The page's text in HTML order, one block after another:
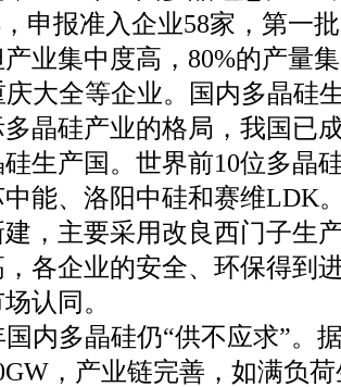
申报准入企业58家，第一
业集中度高，80%的产量
大全等企业。国内多晶硅
晶硅产业的格局，我国已
生产国。世界前10位多晶
能、洛阳中硅和赛维LDK
，主要采用改良西门子生
各企业的安全、环保得到
认同。
国内多晶硅仍“供不应求”。
，产业链完善，如满负